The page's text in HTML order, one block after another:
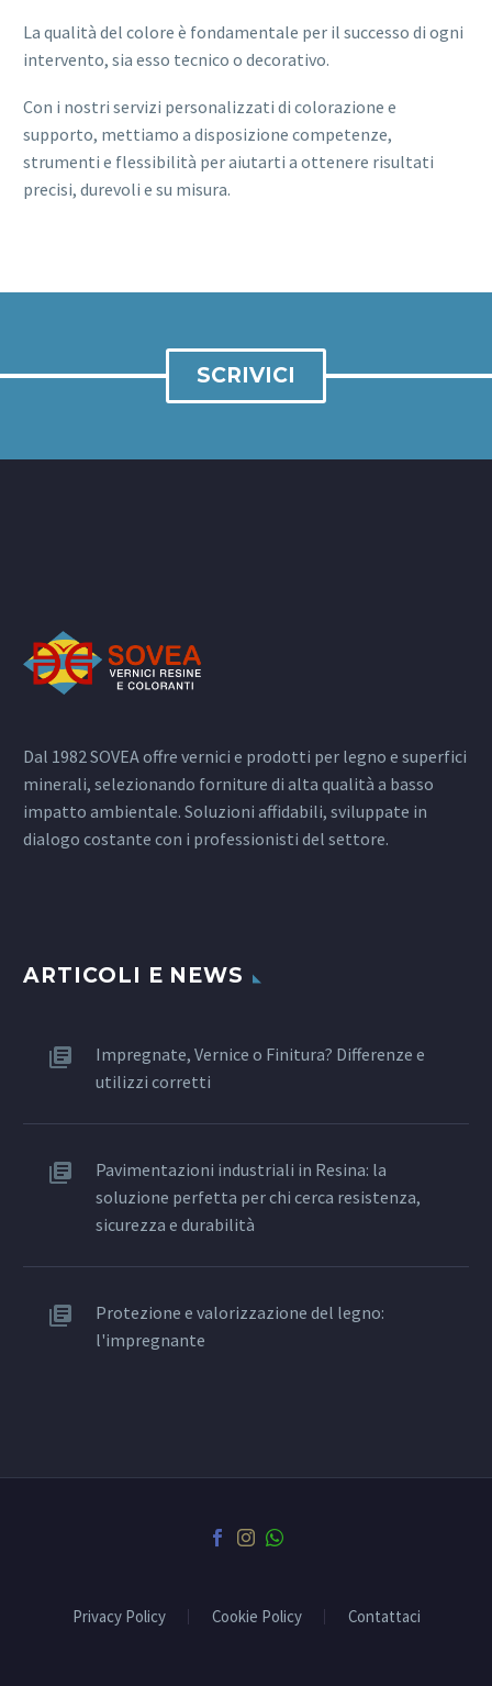
La qualità del colore è fondamentale per il successo di ogni
intervento, sia esso tecnico o decorativo.
Con i nostri servizi personalizzati di colorazione e
supporto, mettiamo a disposizione competenze,
strumenti e flessibilità per aiutarti a ottenere risultati
precisi, durevoli e su misura.
SCRIVICI
Dal 1982 SOVEA offre vernici e prodotti per legno e superfici
minerali, selezionando forniture di alta qualità a basso
impatto ambientale. Soluzioni affidabili, sviluppate in
dialogo costante con i professionisti del settore.
ARTICOLI E NEWS
Impregnate, Vernice o Finitura? Differenze e
utilizzi corretti
Pavimentazioni industriali in Resina: la
soluzione perfetta per chi cerca resistenza,
sicurezza e durabilità
Protezione e valorizzazione del legno:
l'impregnante
Privacy Policy Cookie Policy Contattaci